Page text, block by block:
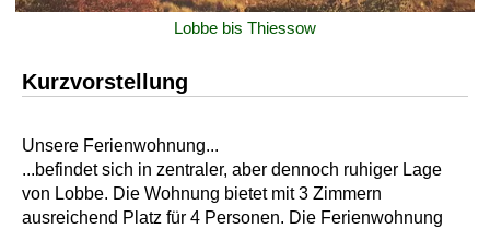
Lobbe bis Thiessow
Kurzvorstellung
Unsere Ferienwohnung...
...befindet sich in zentraler, aber dennoch ruhiger Lage
von Lobbe. Die Wohnung bietet mit 3 Zimmern
ausreichend Platz für 4 Personen. Die Ferienwohnung